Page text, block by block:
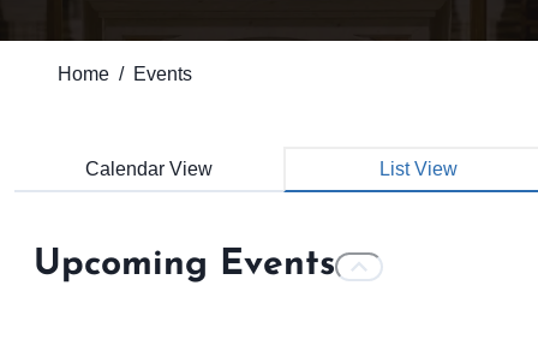
Home / Events
Calendar View List View
Upcoming Events